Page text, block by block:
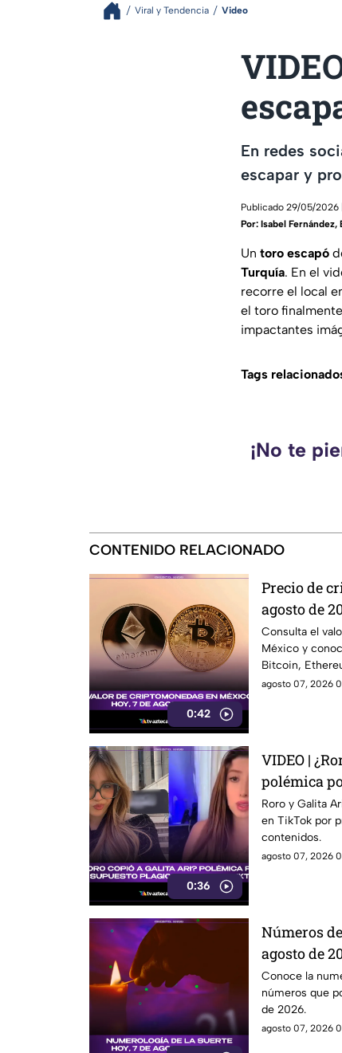
Viral y Tendencia Video
En redes
escapar y
Publicado 29/05/2026
Por: Isabel Fernández,
Un toro escapó
Turquía. En el
recorre el local
el toro
impactantes
Tags
¡No te
CONTENIDO RELACIONADO
0:42
Precio de
agosto de
Ethereum
Consulta el
México y
Bitcoin,
agosto 07, 2026
0:36
VIDEO |
polémica
sacude
Roro y Galita
en TikTok por
contenidos.
agosto 07, 2026
Números
agosto de
favorece
Conoce la
números que
de 2026.
agosto 07, 2026